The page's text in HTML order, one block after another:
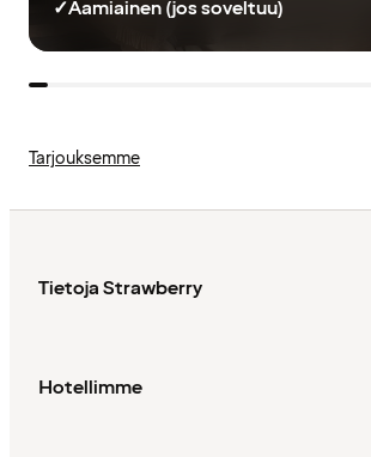
✓Aamiainen (jos soveltuu)
Tarjouksemme
Tietoja Strawberry
Hotellimme